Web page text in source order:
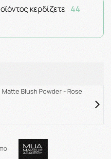
κερδίζετε 44
Matte Blush Powder - Rose